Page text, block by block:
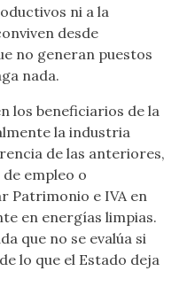
ni a la
desde
no generan puestos
nada.
los beneficiarios de la
la industria
de las anteriores,
empleo o
Patrimonio e IVA en
en energías limpias.
que no se evalúa si
lo que el Estado deja